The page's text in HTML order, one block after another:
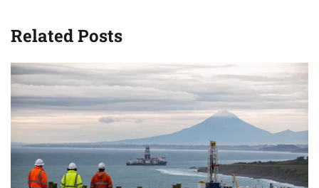
Related Posts